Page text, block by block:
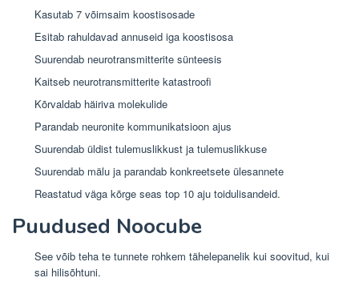
Kasutab 7 võimsaim koostisosade
Esitab rahuldavad annuseid iga koostisosa
Suurendab neurotransmitterite sünteesis
Kaitseb neurotransmitterite katastroofi
Kõrvaldab häiriva molekulide
Parandab neuronite kommunikatsioon ajus
Suurendab üldist tulemuslikkust ja tulemuslikkuse
Suurendab mälu ja parandab konkreetsete ülesannete
Reastatud väga kõrge seas top 10 aju toidulisandeid.
Puudused Noocube
See võib teha te tunnete rohkem tähelepanelik kui soovitud, kui
sai hilisõhtuni.